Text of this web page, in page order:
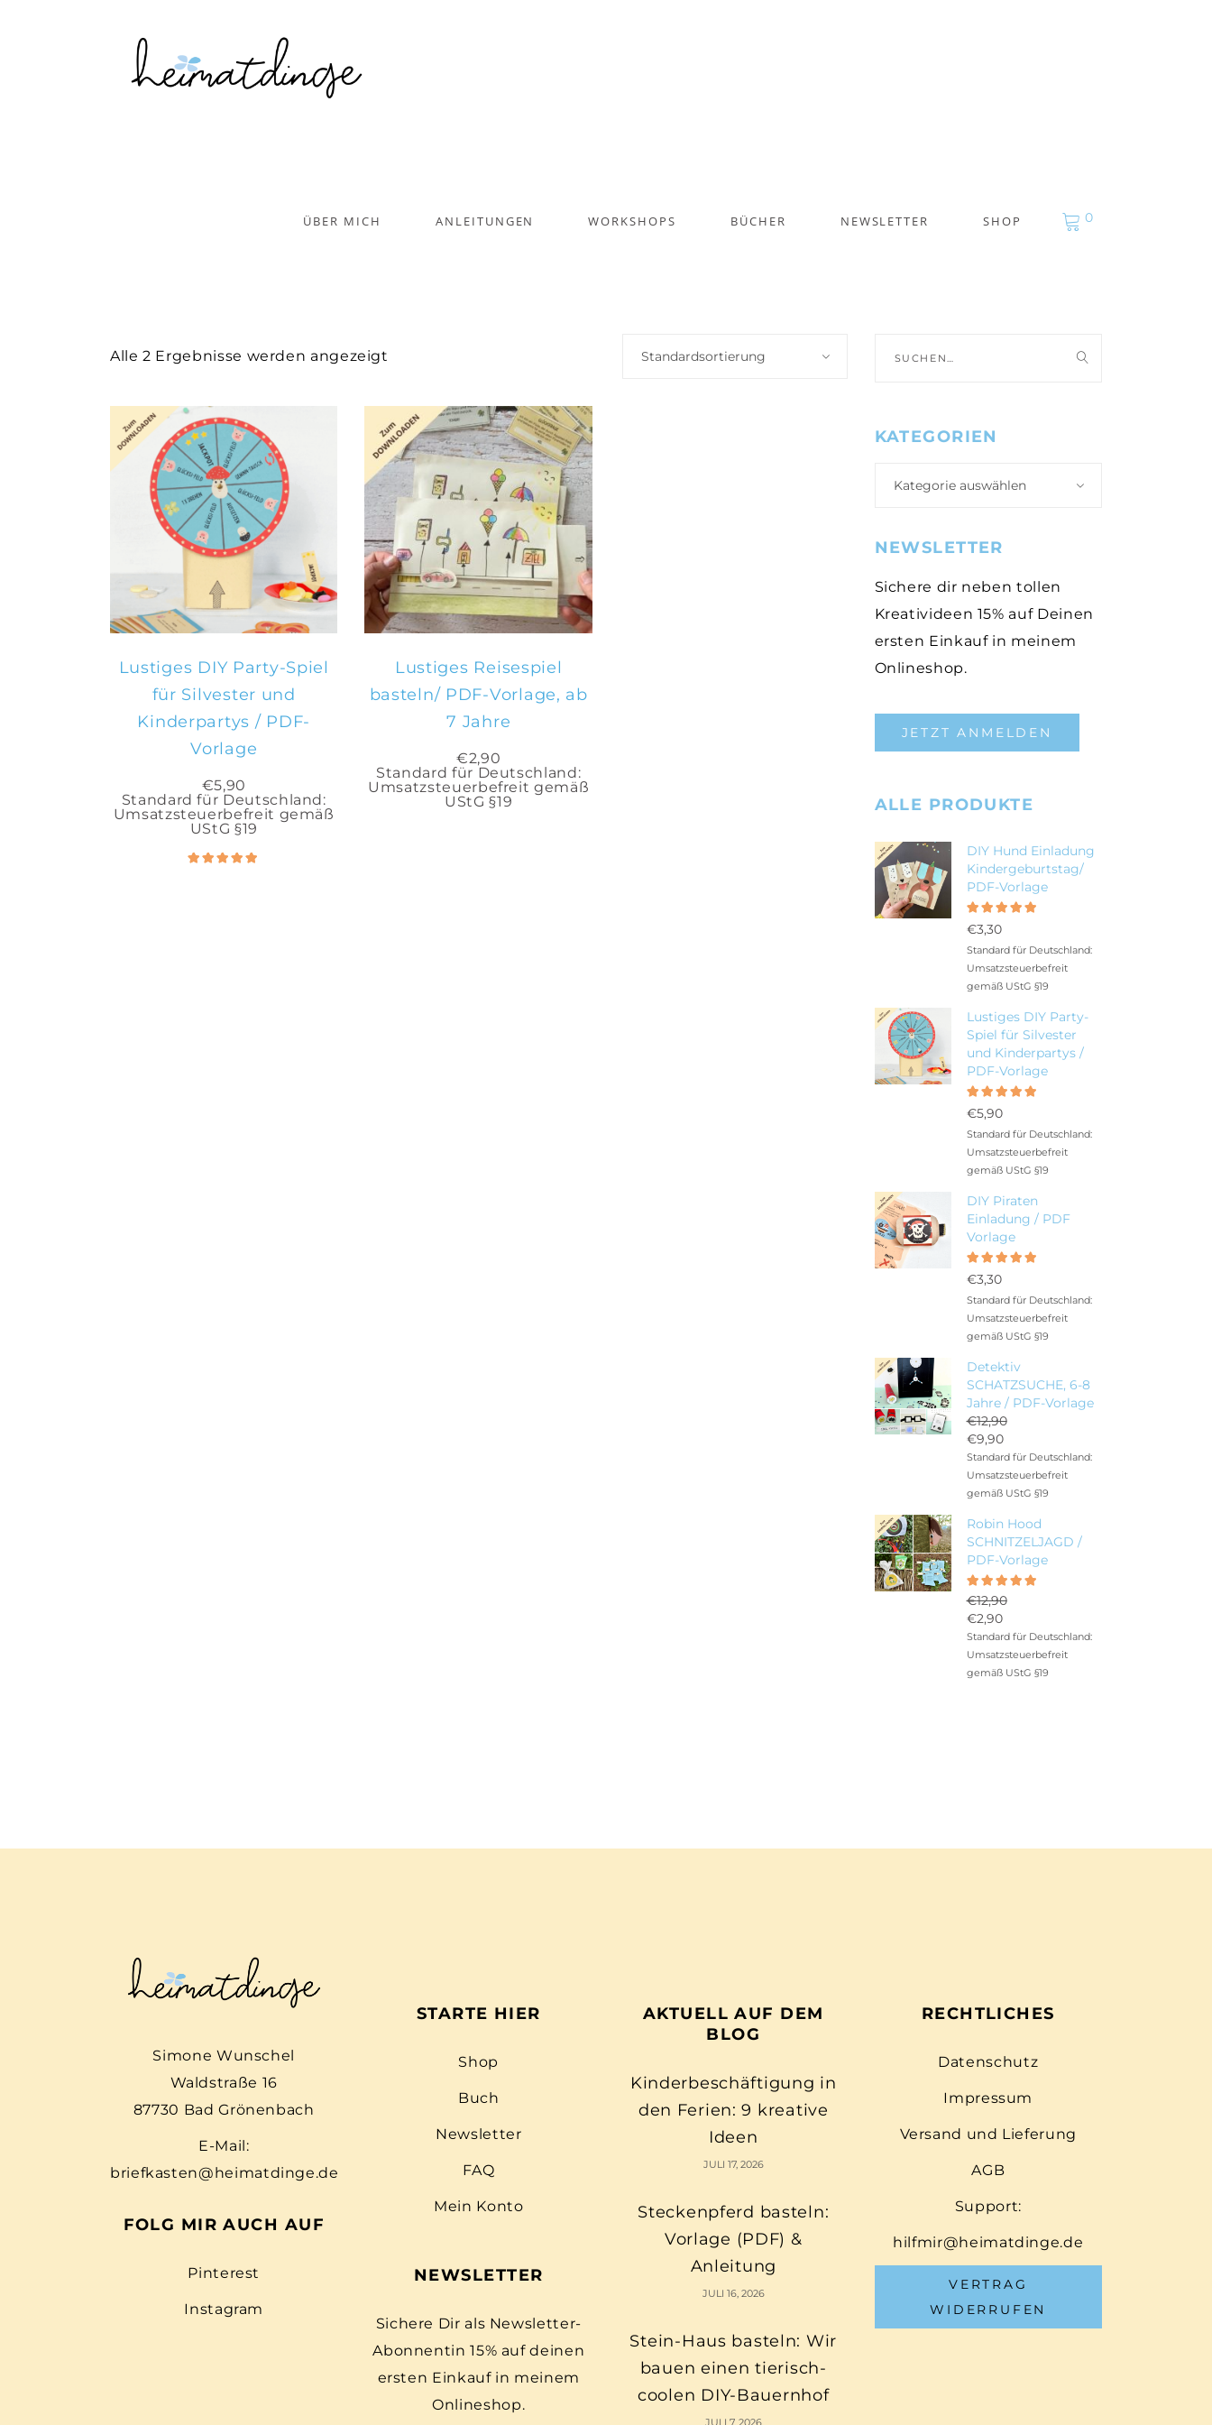
ÜBER MICH ANLEITUNGEN WORKSHOPS BÜCHER NEWSLETTER SHOP 0
Alle 2 Ergebnisse werden angezeigt Standardsortierung
IN DEN
WARENKORB
Lustiges DIY Party-Spiel
für Silvester und
Kinderpartys / PDF-
Vorlage
€5,90
Standard für Deutschland:
Umsatzsteuerbefreit gemäß
UStG §19
IN DEN
WARENKORB
Lustiges Reisespiel
basteln/ PDF-Vorlage, ab
7 Jahre
€2,90
Standard für Deutschland:
Umsatzsteuerbefreit gemäß
UStG §19
nach:
KATEGORIEN
Kategorie auswählen
NEWSLETTER
Sichere dir neben tollen
Kreativideen 15% auf Deinen
ersten Einkauf in meinem
Onlineshop.
JETZT ANMELDEN
ALLE PRODUKTE
DIY Hund Einladung
Kindergeburtstag/
PDF-Vorlage
mit5.00
€3,30
Standard für Deutschland:
Umsatzsteuerbefreit
gemäß UStG §19
Lustiges DIY Party-
Spiel für Silvester
und Kinderpartys /
PDF-Vorlage
mit5.00
€5,90
Standard für Deutschland:
Umsatzsteuerbefreit
gemäß UStG §19
DIY Piraten
Einladung / PDF
Vorlage
mit5.00
€3,30
Standard für Deutschland:
Umsatzsteuerbefreit
gemäß UStG §19
Detektiv
SCHATZSUCHE, 6-8
Jahre / PDF-Vorlage
€12,90
Ursprünglicher
Preis
war:
€12,90
€9,90
Aktueller
Preis
ist:
Standard für Deutschland:
Umsatzsteuerbefreit
gemäß UStG §19
Robin Hood
SCHNITZELJAGD /
PDF-Vorlage
mit5.00
von 5
€12,90
Ursprünglicher
Preis
war:
€12,90
€2,90
Aktueller
Preis
ist:
Standard für Deutschland:
Umsatzsteuerbefreit
gemäß UStG §19
Simone Wunschel
Waldstraße 16
87730 Bad Grönenbach
E-Mail:
briefkasten@heimatdinge.de
FOLG MIR AUCH AUF
Pinterest
Instagram
STARTE HIER
Shop
Buch
Newsletter
FAQ
Mein Konto
NEWSLETTER
Sichere Dir als Newsletter-
Abonnentin 15% auf deinen
ersten Einkauf in meinem
Onlineshop.
AKTUELL AUF DEM
BLOG
Kinderbeschäftigung in
den Ferien: 9 kreative
Ideen
JULI 17, 2026
Steckenpferd basteln:
Vorlage (PDF) &
Anleitung
JULI 16, 2026
Stein-Haus basteln: Wir
bauen einen tierisch-
coolen DIY-Bauernhof
JULI 7, 2026
RECHTLICHES
Datenschutz
Impressum
Versand und Lieferung
AGB
Support:
hilfmir@heimatdinge.de
VERTRAG
WIDERRUFEN